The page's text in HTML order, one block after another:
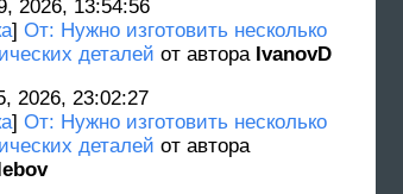
2026, 13:54:56
] От: Нужно изготовить несколько
деталей от автора IvanovD
2026, 23:02:27
] От: Нужно изготовить несколько
деталей от автора